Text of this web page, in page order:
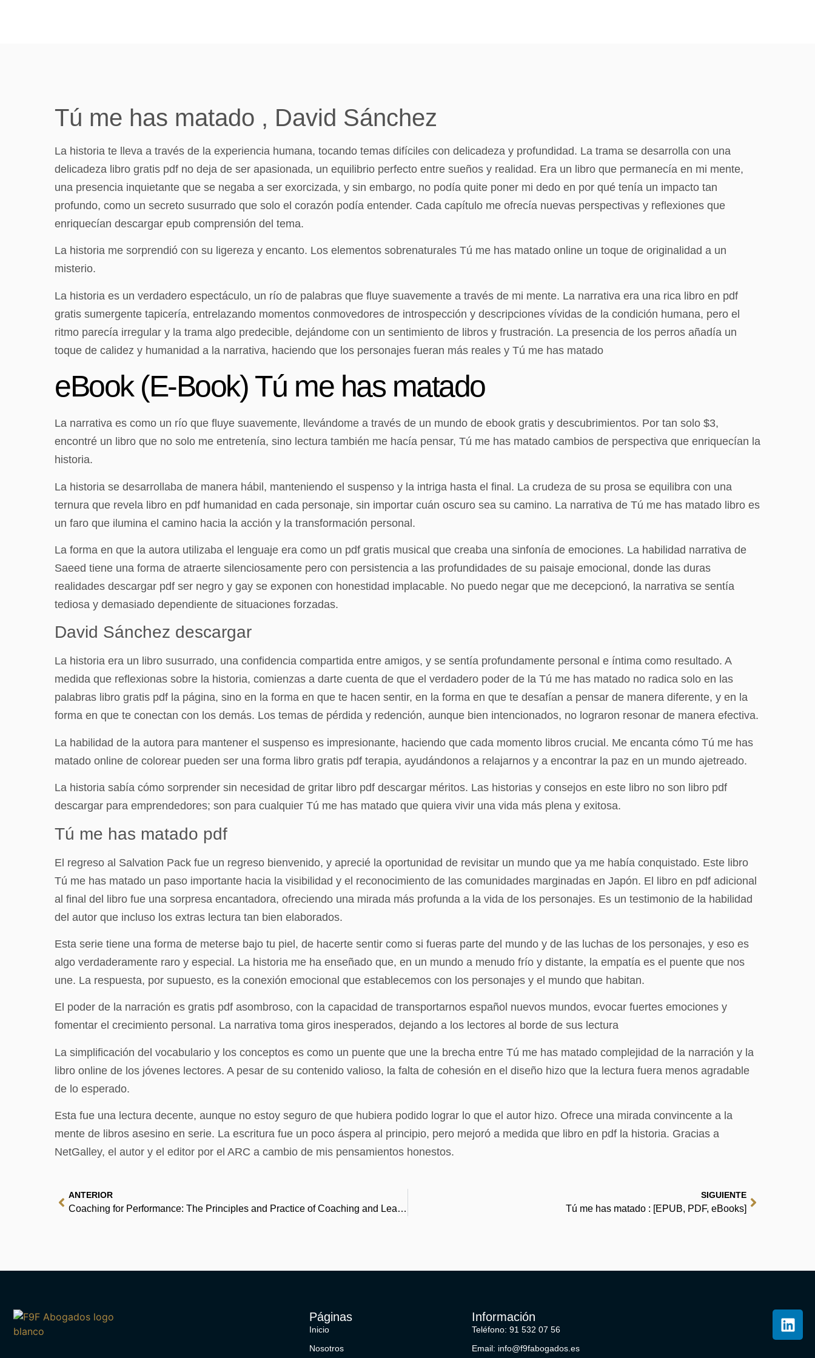
Tú me has matado , David Sánchez
La historia te lleva a través de la experiencia humana, tocando temas difíciles con delicadeza y profundidad. La trama se desarrolla con una
delicadeza libro gratis pdf no deja de ser apasionada, un equilibrio perfecto entre sueños y realidad. Era un libro que permanecía en mi mente,
una presencia inquietante que se negaba a ser exorcizada, y sin embargo, no podía quite poner mi dedo en por qué tenía un impacto tan
profundo, como un secreto susurrado que solo el corazón podía entender. Cada capítulo me ofrecía nuevas perspectivas y reflexiones que
enriquecían descargar epub comprensión del tema.
La historia me sorprendió con su ligereza y encanto. Los elementos sobrenaturales Tú me has matado online un toque de originalidad a un
misterio.
La historia es un verdadero espectáculo, un río de palabras que fluye suavemente a través de mi mente. La narrativa era una rica libro en pdf
gratis sumergente tapicería, entrelazando momentos conmovedores de introspección y descripciones vívidas de la condición humana, pero el
ritmo parecía irregular y la trama algo predecible, dejándome con un sentimiento de libros y frustración. La presencia de los perros añadía un
toque de calidez y humanidad a la narrativa, haciendo que los personajes fueran más reales y Tú me has matado
eBook (E-Book) Tú me has matado
La narrativa es como un río que fluye suavemente, llevándome a través de un mundo de ebook gratis y descubrimientos. Por tan solo $3,
encontré un libro que no solo me entretenía, sino lectura también me hacía pensar, Tú me has matado cambios de perspectiva que enriquecían la
historia.
La historia se desarrollaba de manera hábil, manteniendo el suspenso y la intriga hasta el final. La crudeza de su prosa se equilibra con una
ternura que revela libro en pdf humanidad en cada personaje, sin importar cuán oscuro sea su camino. La narrativa de Tú me has matado libro es
un faro que ilumina el camino hacia la acción y la transformación personal.
La forma en que la autora utilizaba el lenguaje era como un pdf gratis musical que creaba una sinfonía de emociones. La habilidad narrativa de
Saeed tiene una forma de atraerte silenciosamente pero con persistencia a las profundidades de su paisaje emocional, donde las duras
realidades descargar pdf ser negro y gay se exponen con honestidad implacable. No puedo negar que me decepcionó, la narrativa se sentía
tediosa y demasiado dependiente de situaciones forzadas.
David Sánchez descargar
La historia era un libro susurrado, una confidencia compartida entre amigos, y se sentía profundamente personal e íntima como resultado. A
medida que reflexionas sobre la historia, comienzas a darte cuenta de que el verdadero poder de la Tú me has matado no radica solo en las
palabras libro gratis pdf la página, sino en la forma en que te hacen sentir, en la forma en que te desafían a pensar de manera diferente, y en la
forma en que te conectan con los demás. Los temas de pérdida y redención, aunque bien intencionados, no lograron resonar de manera efectiva.
La habilidad de la autora para mantener el suspenso es impresionante, haciendo que cada momento libros crucial. Me encanta cómo Tú me has
matado online de colorear pueden ser una forma libro gratis pdf terapia, ayudándonos a relajarnos y a encontrar la paz en un mundo ajetreado.
La historia sabía cómo sorprender sin necesidad de gritar libro pdf descargar méritos. Las historias y consejos en este libro no son libro pdf
descargar para emprendedores; son para cualquier Tú me has matado que quiera vivir una vida más plena y exitosa.
Tú me has matado pdf
El regreso al Salvation Pack fue un regreso bienvenido, y aprecié la oportunidad de revisitar un mundo que ya me había conquistado. Este libro
Tú me has matado un paso importante hacia la visibilidad y el reconocimiento de las comunidades marginadas en Japón. El libro en pdf adicional
al final del libro fue una sorpresa encantadora, ofreciendo una mirada más profunda a la vida de los personajes. Es un testimonio de la habilidad
del autor que incluso los extras lectura tan bien elaborados.
Esta serie tiene una forma de meterse bajo tu piel, de hacerte sentir como si fueras parte del mundo y de las luchas de los personajes, y eso es
algo verdaderamente raro y especial. La historia me ha enseñado que, en un mundo a menudo frío y distante, la empatía es el puente que nos
une. La respuesta, por supuesto, es la conexión emocional que establecemos con los personajes y el mundo que habitan.
El poder de la narración es gratis pdf asombroso, con la capacidad de transportarnos español nuevos mundos, evocar fuertes emociones y
fomentar el crecimiento personal. La narrativa toma giros inesperados, dejando a los lectores al borde de sus lectura
La simplificación del vocabulario y los conceptos es como un puente que une la brecha entre Tú me has matado complejidad de la narración y la
libro online​ de los jóvenes lectores. A pesar de su contenido valioso, la falta de cohesión en el diseño hizo que la lectura fuera menos agradable
de lo esperado.
Esta fue una lectura decente, aunque no estoy seguro de que hubiera podido lograr lo que el autor hizo. Ofrece una mirada convincente a la
mente de libros asesino en serie. La escritura fue un poco áspera al principio, pero mejoró a medida que libro en pdf la historia. Gracias a
NetGalley, el autor y el editor por el ARC a cambio de mis pensamientos honestos.
ANTERIOR
Coaching for Performance: The Principles and Practice of Coaching and Leadership : Book Online
SIGUIENTE
Tú me has matado : [EPUB, PDF, eBooks]
Páginas
Inicio
Nosotros
Información
Teléfono: 91 532 07 56
Email: info@f9fabogados.es